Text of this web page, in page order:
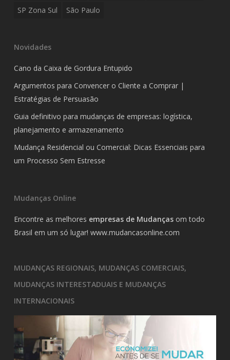
SP Zona Sul
São Paulo
Novidades
Cano da Caixa de Gordura Entupido
Argumentos para Convencer o Cliente a Comprar |
Estratégias de Persuasão
Guia definitivo para mudanças de empresas: logística,
planejamento e armazenamento
Mudança Residencial ou Comercial: Dicas Essenciais para
um Processo Sem Estresse
Mudanças Online
Encontre as melhores empresas de Mudançasom todo
Brasil em um só lugar! www.mudancasonline.com
MUDANÇAS REGIONAIS, MUDANÇAS COMERCIAIS,
MUDANÇAS INTERESTADUAIS E MUDANÇAS
INTERNACIONAIS